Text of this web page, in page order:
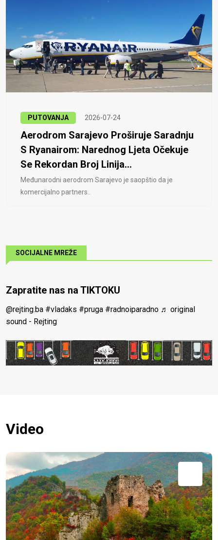
PUTOVANJA 2026-07-24
Aerodrom Sarajevo Proširuje Saradnju
S Ryanairom: Narednog Ljeta Očekuje
Se Rekordan Broj Linija...
Međunarodni aerodrom Sarajevo je saopštio da je
komercijalno partners..
SOCIJALNE MREŽE
Zapratite nas na TIKTOKU
@rejting.ba #vladaks #pruga #radnoiparadno ♬ original
sound - Rejting
Video